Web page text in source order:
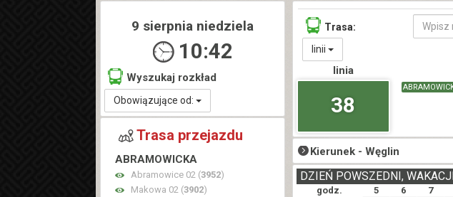
Trasa:
linii
linia
38
Kierunek -Węglin
godz. 5 6 7
DZIEŃ POWSZEDNI,
9 sierpnia niedziela
10:42
Wyszukaj rozkład
Obowiązujące od:
Trasa przejazdu
ABRAMOWICKA
Abramowice 02 (3952)
Makowa 02 (3902)